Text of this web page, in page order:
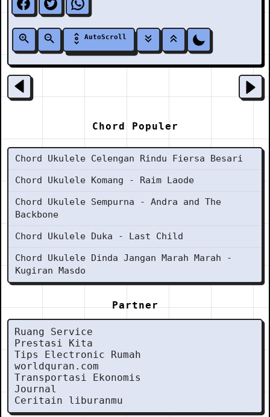
AutoScroll
Chord Populer
Chord Ukulele Celengan Rindu Fiersa Besari
Chord Ukulele Komang - Raim Laode
Chord Ukulele Sempurna - Andra and The
Backbone
Chord Ukulele Duka - Last Child
Chord Ukulele Dinda Jangan Marah Marah -
Kugiran Masdo
Partner
Ruang Service
Prestasi Kita
Tips Electronic Rumah
worldquran.com
Transportasi Ekonomis
Journal
Ceritain liburanmu